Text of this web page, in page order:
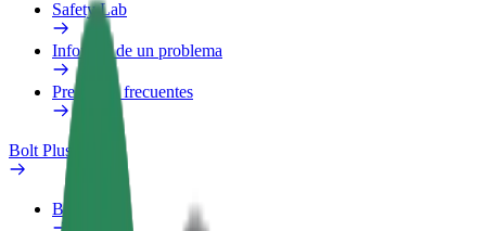
Safety Lab
Informar de un problema
Preguntas frecuentes
Bolt Plus
Beneficios